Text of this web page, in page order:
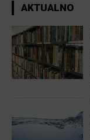
AKTUALNO